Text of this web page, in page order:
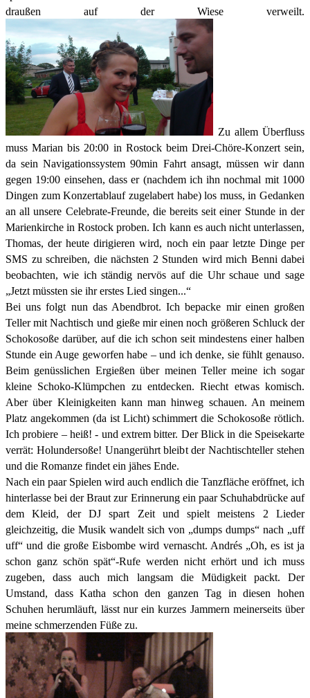
draußen auf der Wiese verweilt.
Zu allem Überfluss
muss Marian bis 20:00 in Rostock beim Drei-Chöre-Konzert sein,
da sein Navigationssystem 90min Fahrt ansagt, müssen wir dann
gegen 19:00 einsehen, dass er (nachdem ich ihn nochmal mit 1000
Dingen zum Konzertablauf zugelabert habe) los muss, in Gedanken
an all unsere Celebrate-Freunde, die bereits seit einer Stunde in der
Marienkirche in Rostock proben. Ich kann es auch nicht unterlassen,
Thomas, der heute dirigieren wird, noch ein paar letzte Dinge per
SMS zu schreiben, die nächsten 2 Stunden wird mich Benni dabei
beobachten, wie ich ständig nervös auf die Uhr schaue und sage
„Jetzt müssten sie ihr erstes Lied singen...“
Bei uns folgt nun das Abendbrot. Ich bepacke mir einen großen
Teller mit Nachtisch und gieße mir einen noch größeren Schluck der
Schokosoße darüber, auf die ich schon seit mindestens einer halben
Stunde ein Auge geworfen habe – und ich denke, sie fühlt genauso.
Beim genüsslichen Ergießen über meinen Teller meine ich sogar
kleine Schoko-Klümpchen zu entdecken. Riecht etwas komisch.
Aber über Kleinigkeiten kann man hinweg schauen. An meinem
Platz angekommen (da ist Licht) schimmert die Schokosoße rötlich.
Ich probiere – heiß! - und extrem bitter. Der Blick in die Speisekarte
verrät: Holundersoße! Unangerührt bleibt der Nachtischteller stehen
und die Romanze findet ein jähes Ende.
Nach ein paar Spielen wird auch endlich die Tanzfläche eröffnet, ich
hinterlasse bei der Braut zur Erinnerung ein paar Schuhabdrücke auf
dem Kleid, der DJ spart Zeit und spielt meistens 2 Lieder
gleichzeitig, die Musik wandelt sich von „dumps dumps“ nach „uff
uff“ und die große Eisbombe wird vernascht. Andrés „Oh, es ist ja
schon ganz schön spät“-Rufe werden nicht erhört und ich muss
zugeben, dass auch mich langsam die Müdigkeit packt. Der
Umstand, dass Katha schon den ganzen Tag in diesen hohen
Schuhen herumläuft, lässt nur ein kurzes Jammern meinerseits über
meine schmerzenden Füße zu.